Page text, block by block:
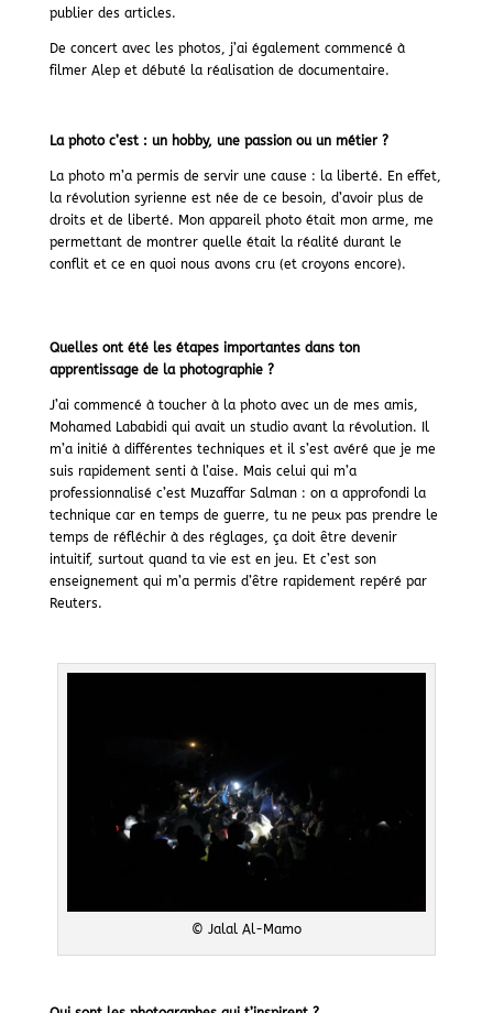
publier des articles.
De concert avec les photos, j’ai également commencé à
filmer Alep et débuté la réalisation de documentaire.
La photo c’est : un hobby, une passion ou un métier ?
La photo m’a permis de servir une cause : la liberté. En effet,
la révolution syrienne est née de ce besoin, d’avoir plus de
droits et de liberté. Mon appareil photo était mon arme, me
permettant de montrer quelle était la réalité durant le
conflit et ce en quoi nous avons cru (et croyons encore).
Quelles ont été les étapes importantes dans ton
apprentissage de la photographie ?
J’ai commencé à toucher à la photo avec un de mes amis,
Mohamed Lababidi qui avait un studio avant la révolution. Il
m’a initié à différentes techniques et il s’est avéré que je me
suis rapidement senti à l’aise. Mais celui qui m’a
professionnalisé c’est Muzaffar Salman : on a approfondi la
technique car en temps de guerre, tu ne peux pas prendre le
temps de réfléchir à des réglages, ça doit être devenir
intuitif, surtout quand ta vie est en jeu. Et c’est son
enseignement qui m’a permis d’être rapidement repéré par
Reuters.
© Jalal Al-Mamo